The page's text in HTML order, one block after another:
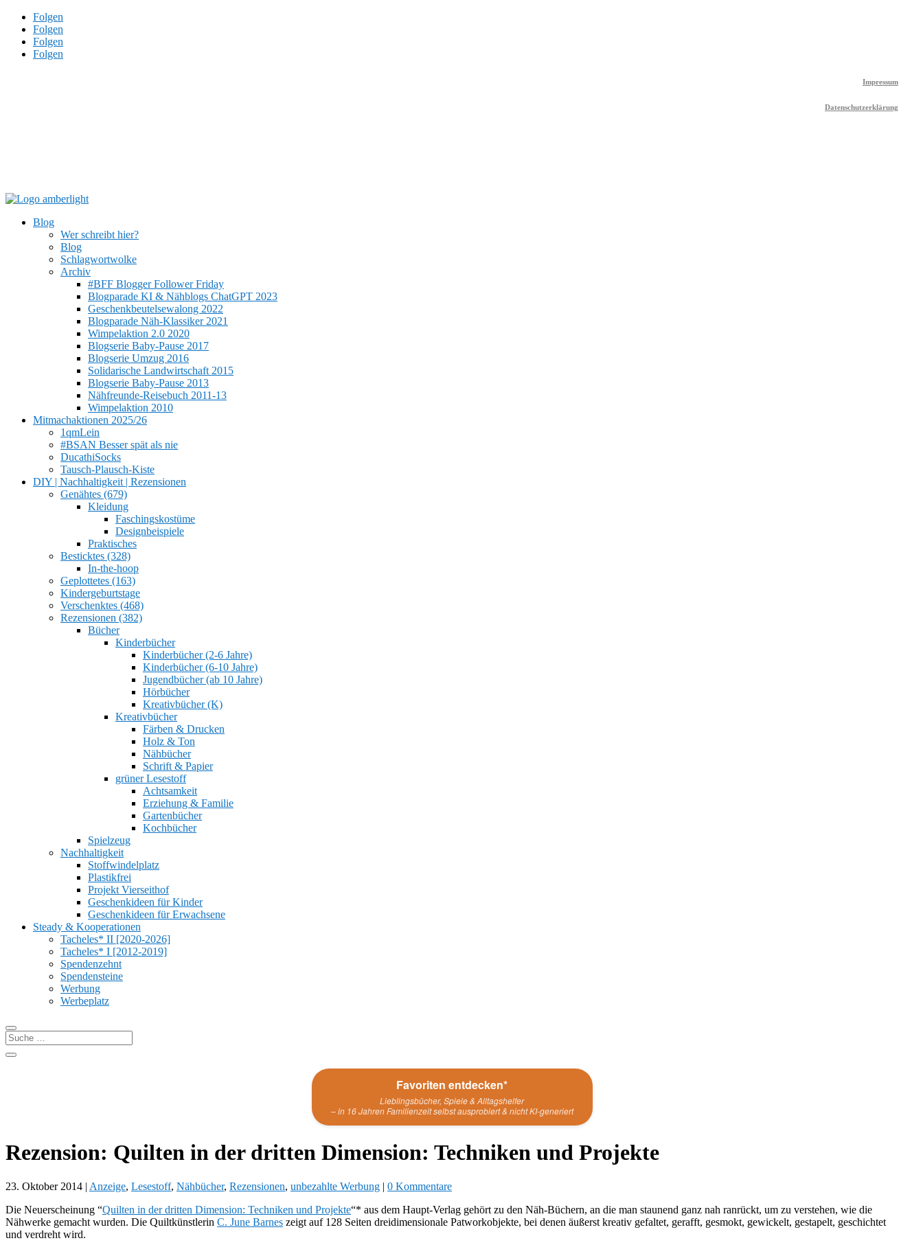
Folgen
Folgen
Folgen
Folgen
Impressum
Datenschutzerklärung
Blog
Wer schreibt hier?
Blog
Schlagwortwolke
Archiv
#BFF Blogger Follower Friday
Blogparade KI & Nähblogs ChatGPT 2023
Geschenkbeutelsewalong 2022
Blogparade Näh-Klassiker 2021
Wimpelaktion 2.0 2020
Blogserie Baby-Pause 2017
Blogserie Umzug 2016
Solidarische Landwirtschaft 2015
Blogserie Baby-Pause 2013
Nähfreunde-Reisebuch 2011-13
Wimpelaktion 2010
Mitmachaktionen 2025/26
1qmLein
#BSAN Besser spät als nie
DucathiSocks
Tausch-Plausch-Kiste
DIY | Nachhaltigkeit | Rezensionen
Genähtes (679)
Kleidung
Faschingskostüme
Designbeispiele
Praktisches
Besticktes (328)
In-the-hoop
Geplottetes (163)
Kindergeburtstage
Verschenktes (468)
Rezensionen (382)
Bücher
Kinderbücher
Kinderbücher (2-6 Jahre)
Kinderbücher (6-10 Jahre)
Jugendbücher (ab 10 Jahre)
Hörbücher
Kreativbücher (K)
Kreativbücher
Färben & Drucken
Holz & Ton
Nähbücher
Schrift & Papier
grüner Lesestoff
Achtsamkeit
Erziehung & Familie
Gartenbücher
Kochbücher
Spielzeug
Nachhaltigkeit
Stoffwindelplatz
Plastikfrei
Projekt Vierseithof
Geschenkideen für Kinder
Geschenkideen für Erwachsene
Steady & Kooperationen
Tacheles* II [2020-2026]
Tacheles* I [2012-2019]
Spendenzehnt
Spendensteine
Werbung
Werbeplatz
Favoriten entdecken*
Lieblingsbücher, Spiele & Alltagshelfer
– in 16 Jahren Familienzeit selbst ausprobiert & nicht KI-generiert
Rezension: Quilten in der dritten Dimension: Techniken und Projekte
23. Oktober 2014 | Anzeige, Lesestoff, Nähbücher, Rezensionen, unbezahlte Werbung | 0 Kommentare
Die Neuerscheinung “Quilten in der dritten Dimension: Techniken und Projekte“* aus dem Haupt-Verlag gehört zu den Näh-Büchern, an die man staunend ganz nah ranrückt, um zu verstehen, wie die
Nähwerke gemacht wurden. Die Quiltkünstlerin C. June Barnes zeigt auf 128 Seiten dreidimensionale Patworkobjekte, bei denen äußerst kreativ gefaltet, gerafft, gesmokt, gewickelt, gestapelt, geschichtet
und verdreht wird.